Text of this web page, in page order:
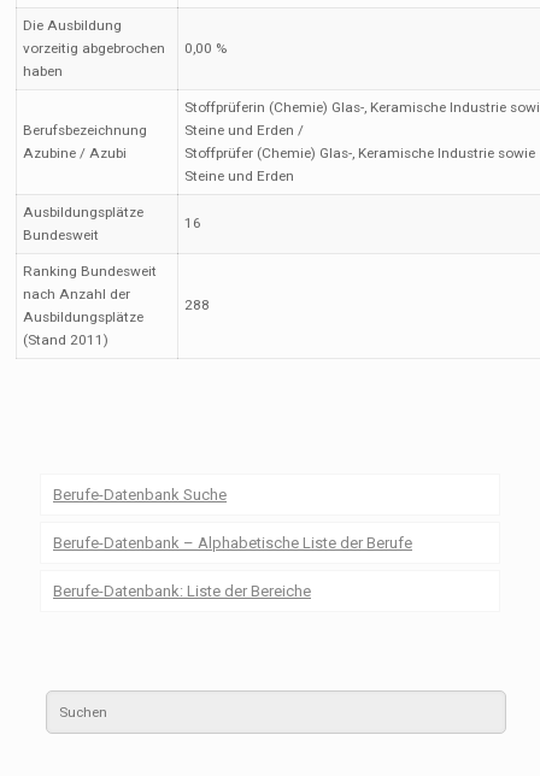
Die Ausbildung
vorzeitig abgebrochen
haben
0,00 %
Berufsbezeichnung
Azubine / Azubi
Stoffprüferin (Chemie) Glas-, Keramische Industrie
Steine und Erden /
Stoffprüfer (Chemie) Glas-, Keramische Industrie sowie
Steine und Erden
Ausbildungsplätze
Bundesweit
16
Ranking Bundesweit
nach Anzahl der
Ausbildungsplätze
(Stand 2011)
288
Berufe-Datenbank Suche
Berufe-Datenbank – Alphabetische Liste der Berufe
Berufe-Datenbank: Liste der Bereiche